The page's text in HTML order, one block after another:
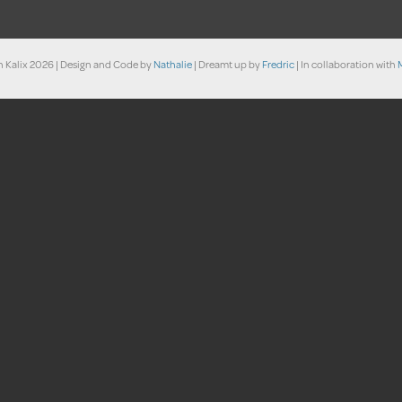
Kalix2026 | Design and Code byNathalie| Dreamt up byFredric| In collaboration with